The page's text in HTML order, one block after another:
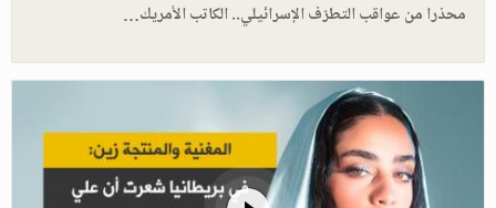
محذرا من عواقب التطرّف الإسرائيلي.. الكاتب الأمريك…